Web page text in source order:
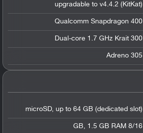
upgradable to v4.4.2 (KitKat)
Qualcomm Snapdragon 400
Dual-core 1.7 GHz Krait 300
Adreno 305
microSD, up to 64 GB (dedicated slot)
8/16 GB, 1.5 GB RAM